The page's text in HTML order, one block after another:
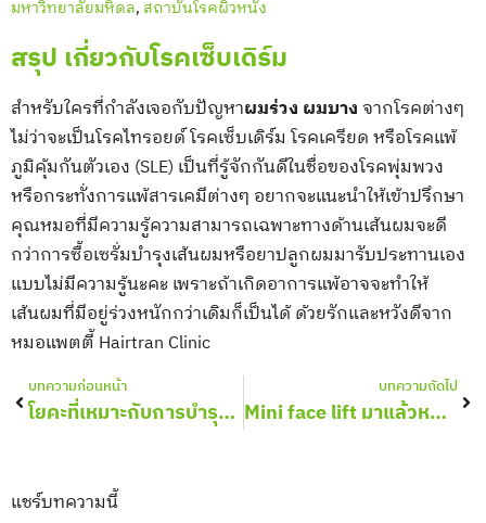
มหาวิทยาลัยมหิดล, สถาบันโรคผิวหนัง
สรุป เกี่ยวกับโรคเซ็บเดิร์ม
สำหรับใครที่กำลังเจอกับปัญหาผมร่วง ผมบางจากโรคต่างๆ
ไม่ว่าจะเป็นโรคไทรอยด์ โรคเซ็บเดิร์ม โรคเครียด หรือโรคแพ้
ภูมิคุ้มกันตัวเอง (SLE) เป็นที่รู้จักกันดีในชื่อของโรคพุ่มพวง
หรือกระทั่งการแพ้สารเคมีต่างๆ อยากจะแนะนำให้เข้าปรึกษา
คุณหมอที่มีความรู้ความสามารถเฉพาะทางด้านเส้นผมจะดี
กว่าการซื้อเซรั่มบำรุงเส้นผมหรือยาปลูกผมมารับประทานเอง
แบบไม่มีความรู้นะคะ เพราะถ้าเกิดอาการแพ้อาจจะทำให้
เส้นผมที่มีอยู่ร่วงหนักกว่าเดิมก็เป็นได้ ด้วยรักและหวังดีจาก
หมอแพตตี้ Hairtran Clinic
Prev
บทความก่อนหน้า
โยคะที่เหมาะกับการบำรุงเส้นผมและโยคะเพื่อสุขภาพผมทำอย่างไร
บทความถัดไป
Mini face lift มาแล้วหน้าผากกว้างสามารถปลูกผมหลังดึงหน้าได้ไหม
แชร์บทความนี้